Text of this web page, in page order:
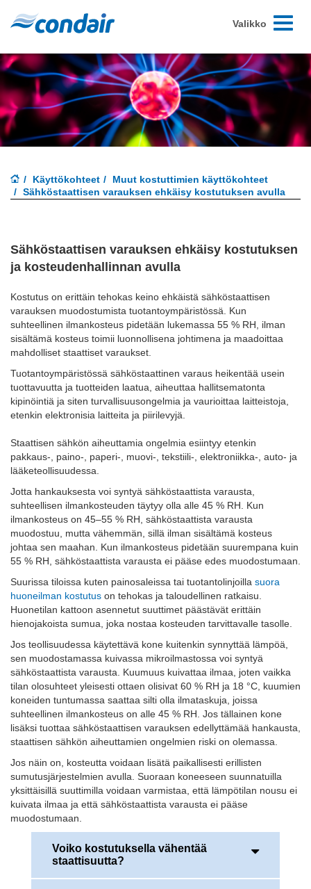
Toggle-
Valikko
Käyttökohteet
Muut kostuttimien käyttökohteet
Sähköstaattisen varauksen ehkäisy kostutuksen avulla
Sähköstaattisen varauksen ehkäisy kostutuksen
ja kosteudenhallinnan avulla
Kostutus on erittäin tehokas keino ehkäistä sähköstaattisen
varauksen muodostumista tuotantoympäristössä. Kun
suhteellinen ilmankosteus pidetään lukemassa 55 % RH, ilman
sisältämä kosteus toimii luonnollisena johtimena ja maadoittaa
mahdolliset staattiset varaukset.
Tuotantoympäristössä sähköstaattinen varaus heikentää usein
tuottavuutta ja tuotteiden laatua, aiheuttaa hallitsematonta
kipinöintiä ja siten turvallisuusongelmia ja vaurioittaa laitteistoja,
etenkin elektronisia laitteita ja piirilevyjä.
Staattisen sähkön aiheuttamia ongelmia esiintyy etenkin
pakkaus-, paino-, paperi-, muovi-, tekstiili-, elektroniikka-, auto- ja
lääketeollisuudessa.
Jotta hankauksesta voi syntyä sähköstaattista varausta,
suhteellisen ilmankosteuden täytyy olla alle 45 % RH. Kun
ilmankosteus on 45–55 % RH, sähköstaattista varausta
muodostuu, mutta vähemmän, sillä ilman sisältämä kosteus
johtaa sen maahan. Kun ilmankosteus pidetään suurempana kuin
55 % RH, sähköstaattista varausta ei pääse edes muodostumaan.
Suurissa tiloissa kuten painosaleissa tai tuotantolinjoilla suora
huoneilman kostutus on tehokas ja taloudellinen ratkaisu.
Huonetilan kattoon asennetut suuttimet päästävät erittäin
hienojakoista sumua, joka nostaa kosteuden tarvittavalle tasolle.
Jos teollisuudessa käytettävä kone kuitenkin synnyttää lämpöä,
sen muodostamassa kuivassa mikroilmastossa voi syntyä
sähköstaattista varausta. Kuumuus kuivattaa ilmaa, joten vaikka
tilan olosuhteet yleisesti ottaen olisivat 60 % RH ja 18 °C, kuumien
koneiden tuntumassa saattaa silti olla ilmataskuja, joissa
suhteellinen ilmankosteus on alle 45 % RH. Jos tällainen kone
lisäksi tuottaa sähköstaattisen varauksen edellyttämää hankausta,
staattisen sähkön aiheuttamien ongelmien riski on olemassa.
Jos näin on, kosteutta voidaan lisätä paikallisesti erillisten
sumutusjärjestelmien avulla. Suoraan koneeseen suunnatuilla
yksittäisillä suuttimilla voidaan varmistaa, että lämpötilan nousu ei
kuivata ilmaa ja että sähköstaattista varausta ei pääse
muodostumaan.
Voiko kostutuksella vähentää
staattisuutta?